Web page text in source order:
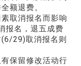
额退费。
取消报名而影响
报名，退五成费
29)取消报名则
保留修改活动行